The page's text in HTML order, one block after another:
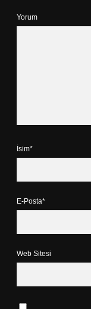
Yorum
İsim*
E-Posta*
Web Sitesi